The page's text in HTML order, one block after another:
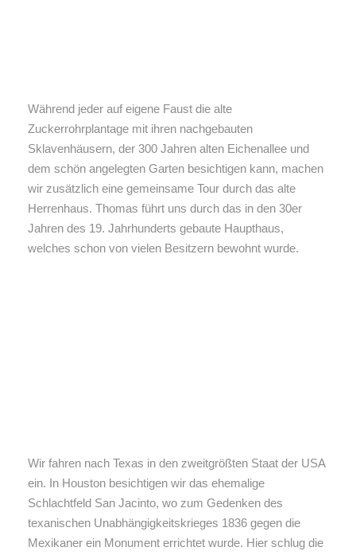
Während jeder auf eigene Faust die alte
Zuckerrohrplantage mit ihren nachgebauten
Sklavenhäusern, der 300 Jahren alten Eichenallee und
dem schön angelegten Garten besichtigen kann, machen
wir zusätzlich eine gemeinsame Tour durch das alte
Herrenhaus. Thomas führt uns durch das in den 30er
Jahren des 19. Jahrhunderts gebaute Haupthaus,
welches schon von vielen Besitzern bewohnt wurde.
Wir fahren nach Texas in den zweitgrößten Staat der USA
ein. In Houston besichtigen wir das ehemalige
Schlachtfeld San Jacinto, wo zum Gedenken des
texanischen Unabhängigkeitskrieges 1836 gegen die
Mexikaner ein Monument errichtet wurde. Hier schlug die